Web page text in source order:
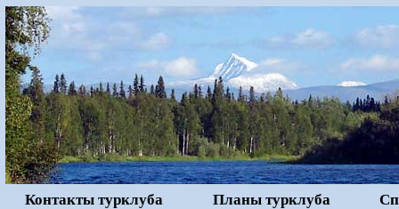
Контакты турклуба Планы турклуба